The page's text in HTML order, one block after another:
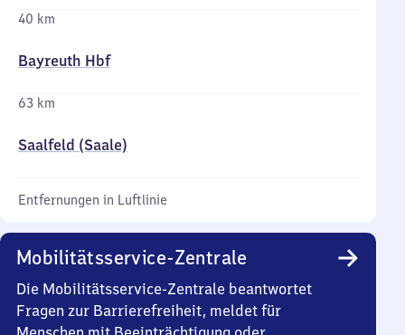
40 km
Bayreuth Hbf
63 km
Saalfeld (Saale)
Entfernungen in Luftlinie
Mobilitätsservice-Zentrale
Die Mobilitätsservice-Zentrale beantwortet
Fragen zur Barrierefreiheit, meldet für